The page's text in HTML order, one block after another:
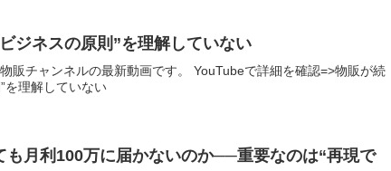
ジネスの原則”を理解していない
販チャンネルの最新動画です。 YouTubeで詳細を確認=>物販が続
を理解していない
も月利100万に届かないのか──重要なのは“再現で